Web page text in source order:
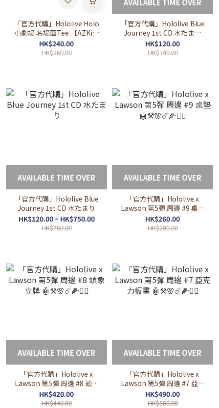
「官方代購」Hololive Holo
小劇場 名場面Tee 【AZKi】
ホロぐら名場面 Tシャツ (定
期訂購)
HK$240.00
HK$260.00
AVAILABLE TIME OVER
「官方代購」Hololive Blue
Journey 1st CD 水たまり
Universal Music 通常盤 自
選封面
HK$120.00
HK$140.00
AVAILABLE TIME OVER
「官方代購」Hololive Blue
Journey 1st CD 水たまり
HK$120.00 ~ HK$750.00
HK$760.00
AVAILABLE TIME OVER
「官方代購」Hololive x
Lawson 第5彈 周邊 #9 桌墊
🤖⚒🌸☄️🌽🏴‍☠️
HK$260.00
HK$280.00
AVAILABLE TIME OVER
「官方代購」Hololive x
Lawson 第5彈 周邊 #8 頭象
立牌 🤖⚒🌸☄️🌽🏴‍☠️
HK$420.00
HK$440.00
AVAILABLE TIME OVER
「官方代購」Hololive x
Lawson 第5彈 周邊 #7 亞克
力板畫 🤖⚒🌸☄️🌽🏴‍☠️
HK$490.00
HK$500.00